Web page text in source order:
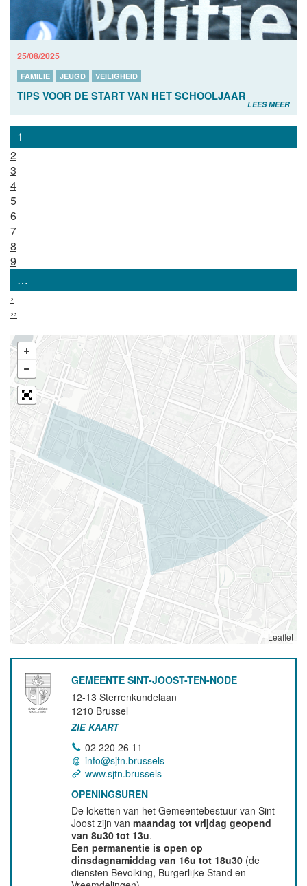
25/08/2025
FAMILIE JEUGD VEILIGHEID
TIPS VOOR DE START VAN HET SCHOOLJAAR
LEES MEER
1
2
3
4
5
6
7
8
9
…
›
››
Leaflet
GEMEENTE SINT-JOOST-TEN-NODE
12-13 Sterrenkundelaan
1210 Brussel
ZIE KAART
02 220 26 11
info@sjtn.brussels
www.sjtn.brussels
OPENINGSUREN
De loketten van het Gemeentebestuur van Sint-
Joost zijn vanmaandag tot vrijdag geopend
van 8u30 tot 13u.
Een permanentie is open op
dinsdagnamiddag van 16u tot 18u30 (de
diensten Bevolking, Burgerlijke Stand en